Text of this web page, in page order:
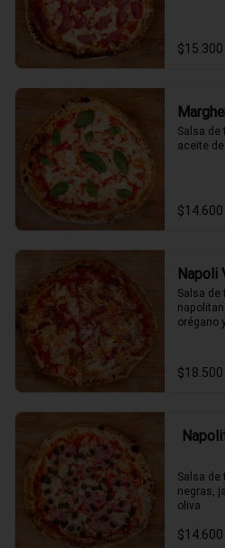
$15.300
Salsa de
aceite
$14.600
Napoli
Salsa de
orégano
$18.500
Salsa de
negras,
oliva.
$14.600